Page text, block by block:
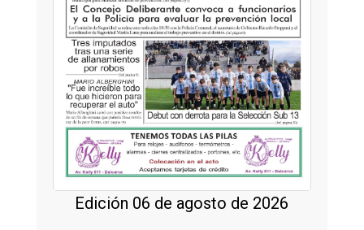
Edición 06 de agosto de 2026